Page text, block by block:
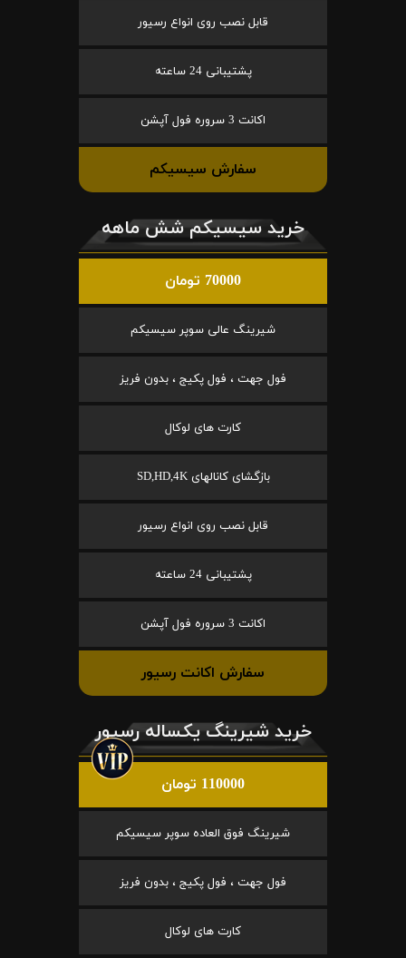
قابل نصب روی انواع رسیور
پشتیبانی 24 ساعته
اکانت 3 سروره فول آپشن
سفارش سیسیکم
خرید سیسیکم شش ماهه
70000 تومان
شیرینگ عالی سوپر سیسیکم
فول جهت ، فول پکیج ، بدون فریز
کارت های لوکال
بازگشای کانالهای SD,HD,4K
قابل نصب روی انواع رسیور
پشتیبانی 24 ساعته
اکانت 3 سروره فول آپشن
سفارش اکانت رسیور
خرید شیرینگ یکساله رسیور
110000 تومان
شیرینگ فوق العاده سوپر سیسیکم
فول جهت ، فول پکیج ، بدون فریز
کارت های لوکال